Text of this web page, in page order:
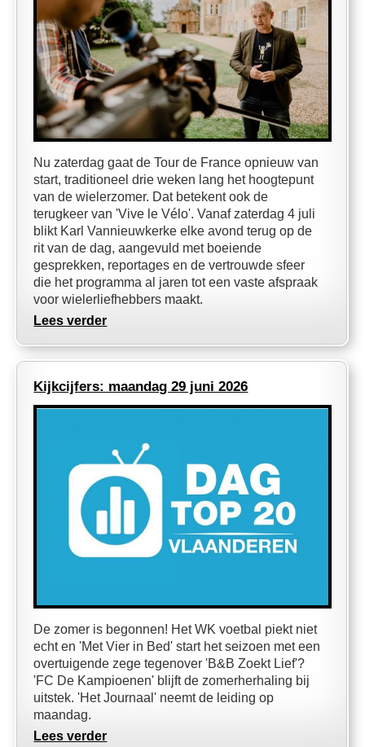
Nu zaterdag gaat de Tour de France opnieuw van
start, traditioneel drie weken lang het hoogtepunt
van de wielerzomer. Dat betekent ook de
terugkeer van 'Vive le Vélo'. Vanaf zaterdag 4 juli
blikt Karl Vannieuwkerke elke avond terug op de
rit van de dag, aangevuld met boeiende
gesprekken, reportages en de vertrouwde sfeer
die het programma al jaren tot een vaste afspraak
voor wielerliefhebbers maakt.
Lees verder
Kijkcijfers: maandag 29 juni 2026
De zomer is begonnen! Het WK voetbal piekt niet
echt en 'Met Vier in Bed' start het seizoen met een
overtuigende zege tegenover 'B&B Zoekt Lief'?
'FC De Kampioenen' blijft de zomerherhaling bij
uitstek. 'Het Journaal' neemt de leiding op
maandag.
Lees verder